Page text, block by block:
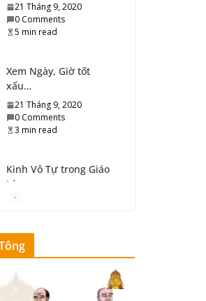
21 Tháng 9, 2020
0 Comments
5 min read
Xem Ngày, Giờ tốt
xấu…
21 Tháng 9, 2020
0 Comments
3 min read
Kinh Vô Tự trong Giáo
Lý
21 Tháng 9, 2020
Luân Hồi…